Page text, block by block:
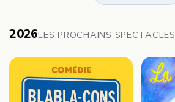
2026LES PROCHAINS SPECTACLES